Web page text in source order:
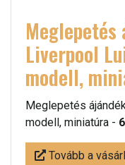
Liverpool
modell,
Meglepetés
modell, miniatúra -
Tovább a